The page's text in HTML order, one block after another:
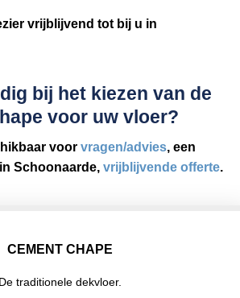
vrijblijvend tot bij u in
bij het kiezen van de
voor uw vloer?
voor vragen/advies, een
Schoonaarde, vrijblijvende offerte.
CEMENT CHAPE
De traditionele dekvloer.